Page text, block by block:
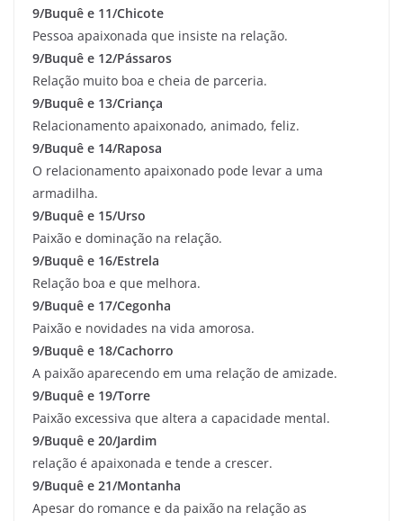
9/Buquê e 11/Chicote
Pessoa apaixonada que insiste na relação.
9/Buquê e 12/Pássaros
Relação muito boa e cheia de parceria.
9/Buquê e 13/Criança
Relacionamento apaixonado, animado, feliz.
9/Buquê e 14/Raposa
O relacionamento apaixonado pode levar a uma
armadilha.
9/Buquê e 15/Urso
Paixão e dominação na relação.
9/Buquê e 16/Estrela
Relação boa e que melhora.
9/Buquê e 17/Cegonha
Paixão e novidades na vida amorosa.
9/Buquê e 18/Cachorro
A paixão aparecendo em uma relação de amizade.
9/Buquê e 19/Torre
Paixão excessiva que altera a capacidade mental.
9/Buquê e 20/Jardim
relação é apaixonada e tende a crescer.
9/Buquê e 21/Montanha
Apesar do romance e da paixão na relação as